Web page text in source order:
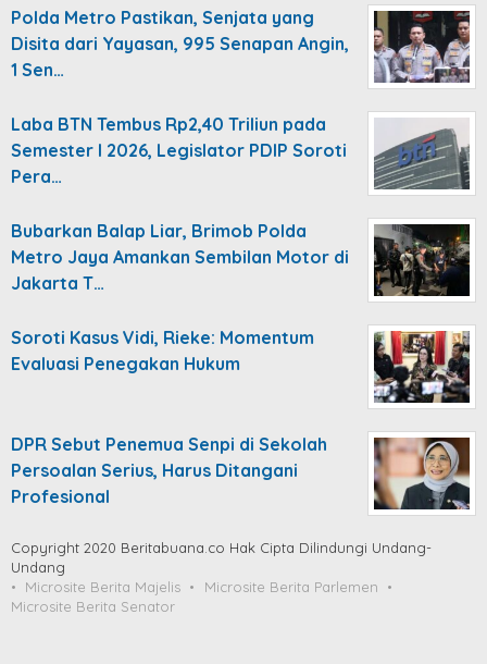
Polda Metro Pastikan, Senjata yang
Disita dari Yayasan, 995 Senapan Angin,
1 Sen…
Laba BTN Tembus Rp2,40 Triliun pada
Semester I 2026, Legislator PDIP Soroti
Pera…
Bubarkan Balap Liar, Brimob Polda
Metro Jaya Amankan Sembilan Motor di
Jakarta T…
Soroti Kasus Vidi, Rieke: Momentum
Evaluasi Penegakan Hukum
DPR Sebut Penemua Senpi di Sekolah
Persoalan Serius, Harus Ditangani
Profesional
Copyright 2020 Beritabuana.co Hak Cipta Dilindungi Undang-
Undang
Microsite Berita Majelis
Microsite Berita Parlemen
Microsite Berita Senator